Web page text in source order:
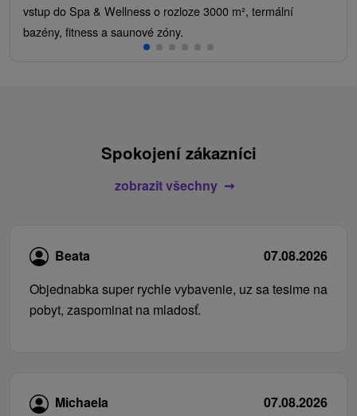
vstup do Spa & Wellness o rozloze 3000 m², termální
bazény, fitness a saunové zóny.
Spokojení zákazníci
zobrazit všechny
Beata
07.08.2026
Objednabka super rychle vybavenie, uz sa tesime na
pobyt, zaspominat na mladosť.
Michaela
07.08.2026